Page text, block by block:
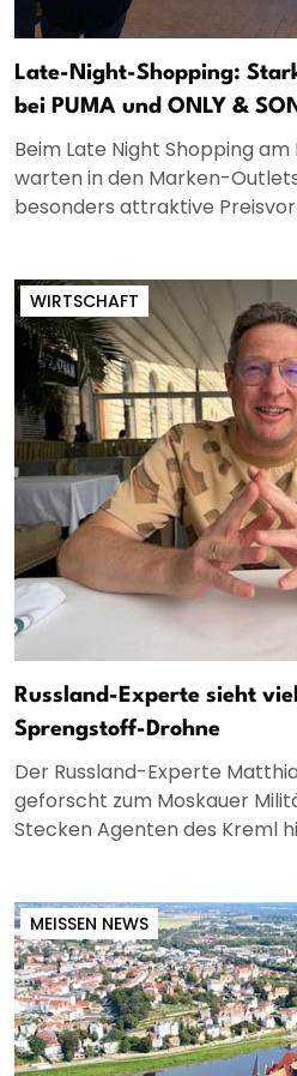
Late-Night-Shopping:
bei PUMA und ONLY &
Beim Late Night Shopping am
warten in den Marken-
besonders attraktive
WIRTSCHAFT
Russland-Experte sieht
Sprengstoff-Drohne
Der Russland-Experte
geforscht zum Moskauer
Stecken Agenten des Kreml
MEISSEN NEWS